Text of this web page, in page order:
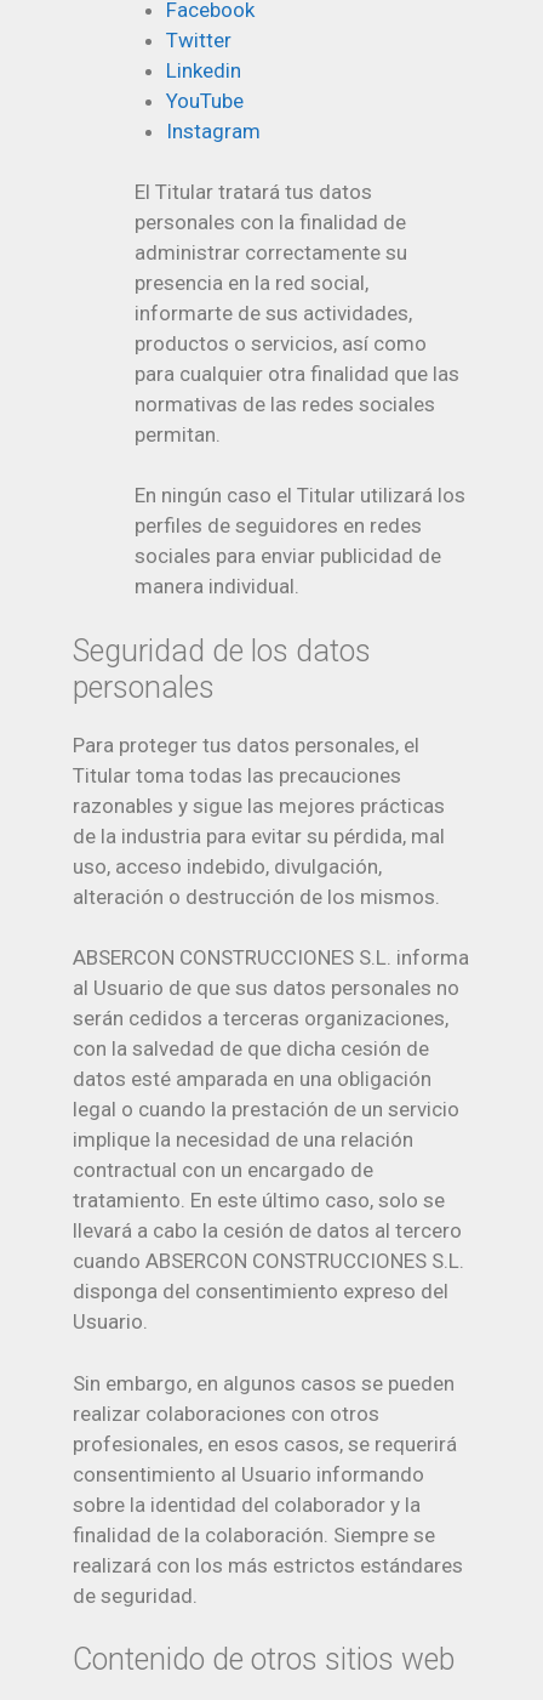
Facebook
Twitter
Linkedin
YouTube
Instagram
El Titular tratará tus datos
personales con la finalidad de
administrar correctamente su
presencia en la red social,
informarte de sus actividades,
productos o servicios, así como
para cualquier otra finalidad que las
normativas de las redes sociales
permitan.
En ningún caso el Titular utilizará los
perfiles de seguidores en redes
sociales para enviar publicidad de
manera individual.
Seguridad de los datos
personales
Para proteger tus datos personales, el
Titular toma todas las precauciones
razonables y sigue las mejores prácticas
de la industria para evitar su pérdida, mal
uso, acceso indebido, divulgación,
alteración o destrucción de los mismos.
ABSERCON CONSTRUCCIONES S.L. informa
al Usuario de que sus datos personales no
serán cedidos a terceras organizaciones,
con la salvedad de que dicha cesión de
datos esté amparada en una obligación
legal o cuando la prestación de un servicio
implique la necesidad de una relación
contractual con un encargado de
tratamiento. En este último caso, solo se
llevará a cabo la cesión de datos al tercero
cuando ABSERCON CONSTRUCCIONES S.L.
disponga del consentimiento expreso del
Usuario.
Sin embargo, en algunos casos se pueden
realizar colaboraciones con otros
profesionales, en esos casos, se requerirá
consentimiento al Usuario informando
sobre la identidad del colaborador y la
finalidad de la colaboración. Siempre se
realizará con los más estrictos estándares
de seguridad.
Contenido de otros sitios web